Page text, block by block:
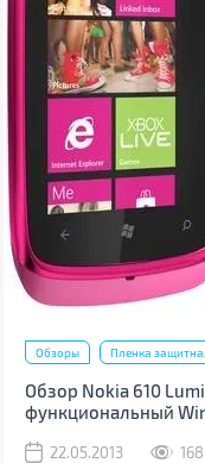
Обзоры Пленка
Обзор Nokia 610
функциональный
22.05.2013 168